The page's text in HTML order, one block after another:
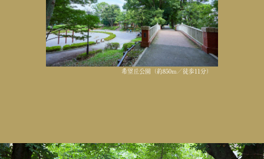
希望丘公園（約850m／徒歩11分）